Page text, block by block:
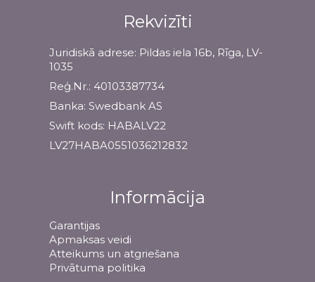
Rekvizīti
Juridiskā adrese: Pildas iela 16b, Rīga, LV-
1035
Reģ.Nr.: 40103387734
Banka: Swedbank AS
Swift kods: HABALV22
LV27HABA0551036212832
Informācija
Garantijas
Apmaksas veidi
Atteikums un atgriešana
Privātuma politika